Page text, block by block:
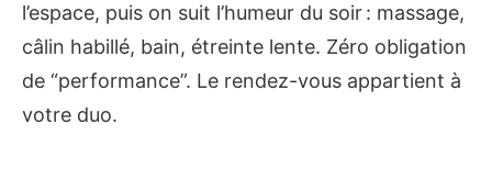
l’espace, puis on suit l’humeur du soir : massage,
câlin habillé, bain, étreinte lente. Zéro obligation
de “performance”. Le rendez-vous appartient à
votre duo.